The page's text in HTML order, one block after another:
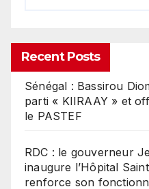
Recent Posts
Sénégal : Bassirou
parti « KIIRAAY » et
le PASTEF
RDC : le gouverneur
inaugure l’Hôpital
renforce son